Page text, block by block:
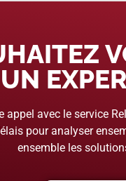
appel avec le service
pour analyser
ensemble les